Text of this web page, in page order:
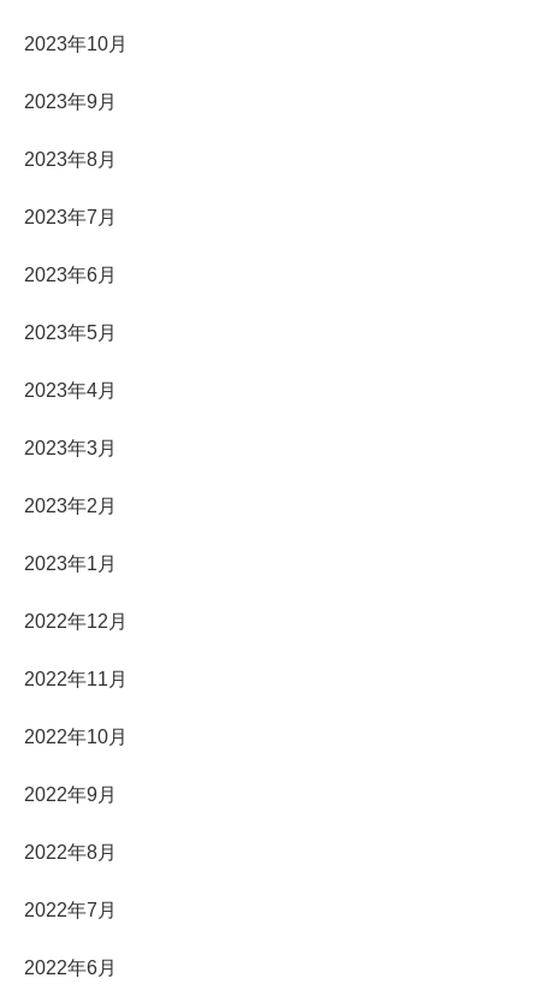
2023年10月
2023年9月
2023年8月
2023年7月
2023年6月
2023年5月
2023年4月
2023年3月
2023年2月
2023年1月
2022年12月
2022年11月
2022年10月
2022年9月
2022年8月
2022年7月
2022年6月